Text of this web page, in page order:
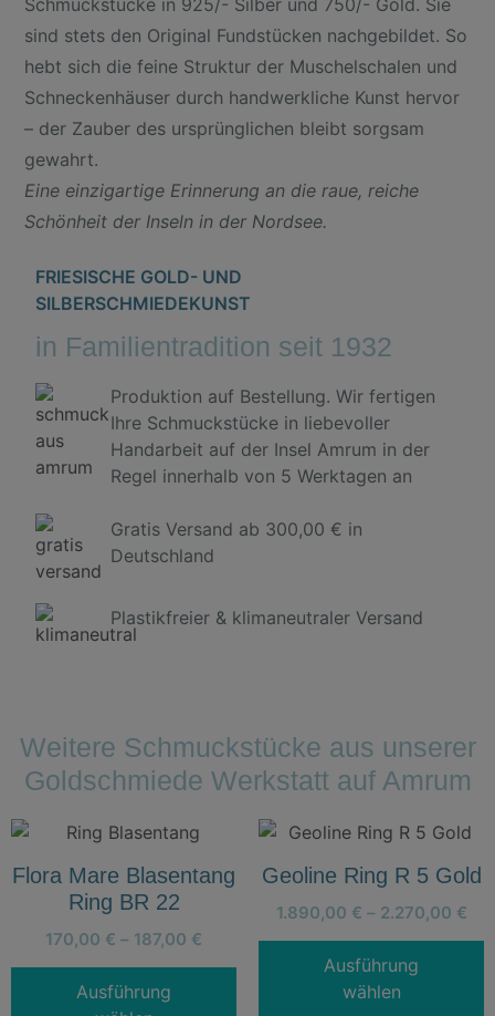
sind stets den Original Fundstücken nachgebildet. So
hebt sich die feine Struktur der Muschelschalen und
Schneckenhäuser durch handwerkliche Kunst hervor
– der Zauber des ursprünglichen bleibt sorgsam
gewahrt.
Eine einzigartige Erinnerung an die raue, reiche
Schönheit der Inseln in der Nordsee.
FRIESISCHE GOLD- UND
SILBERSCHMIEDEKUNST
in Familientradition seit 1932
Produktion auf Bestellung. Wir fertigen
Ihre Schmuckstücke in liebevoller
Handarbeit auf der Insel Amrum in der
Regel innerhalb von 5 Werktagen an
Gratis Versand ab 300,00 € in
Deutschland
Plastikfreier & klimaneutraler Versand
Weitere Schmuckstücke aus unserer
Goldschmiede Werkstatt auf Amrum
Flora Mare Blasentang
Ring BR 22
170,00 € – 187,00 €
Ausführung
Geoline Ring R 5 Gold
1.890,00 € – 2.270,00 €
Ausführung
wählen